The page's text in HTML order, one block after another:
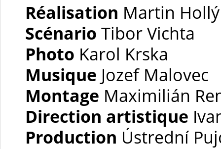
Réalisation Martin Hollý
Scénario Tibor Vichta
Photo Karol Krska
Musique Jozef Malovec
Montage Maximilián
Direction artistique
Production Ústrední